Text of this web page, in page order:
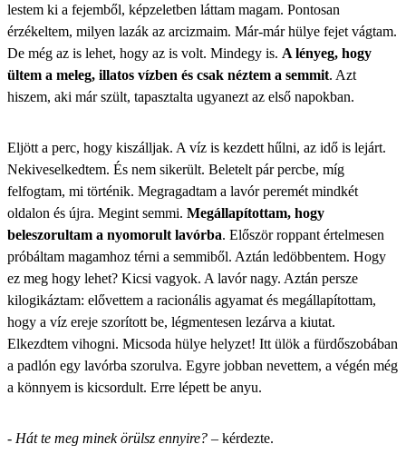
lestem ki a fejemből, képzeletben láttam magam. Pontosan
érzékeltem, milyen lazák az arcizmaim. Már-már hülye fejet vágtam.
De még az is lehet, hogy az is volt. Mindegy is. A lényeg, hogy
ültem a meleg, illatos vízben és csak néztem a semmit. Azt
hiszem, aki már szült, tapasztalta ugyanezt az első napokban.
Eljött a perc, hogy kiszálljak. A víz is kezdett hűlni, az idő is lejárt.
Nekiveselkedtem. És nem sikerült. Beletelt pár percbe, míg
felfogtam, mi történik. Megragadtam a lavór peremét mindkét
oldalon és újra. Megint semmi. Megállapítottam, hogy
beleszorultam a nyomorult lavórba. Először roppant értelmesen
próbáltam magamhoz térni a semmiből. Aztán ledöbbentem. Hogy
ez meg hogy lehet? Kicsi vagyok. A lavór nagy. Aztán persze
kilogikáztam: elővettem a racionális agyamat és megállapítottam,
hogy a víz ereje szorított be, légmentesen lezárva a kiutat.
Elkezdtem vihogni. Micsoda hülye helyzet! Itt ülök a fürdőszobában
a padlón egy lavórba szorulva. Egyre jobban nevettem, a végén még
a könnyem is kicsordult. Erre lépett be anyu.
- Hát te meg minek örülsz ennyire? – kérdezte.